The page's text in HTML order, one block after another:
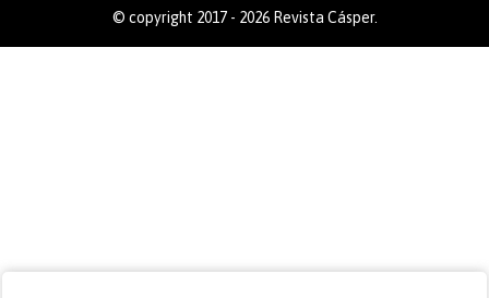
© copyright 2017 - 2026 Revista Cásper.